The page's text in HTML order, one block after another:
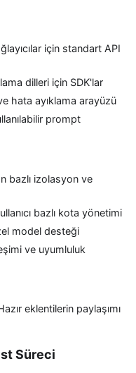
için standart API
dilleri için SDK'lar
hata ayıklama arayüzü
prompt
bazlı izolasyon ve
bazlı kota yönetimi
model desteği
ve uyumluluk
eklentilerin paylaşımı
Süreci